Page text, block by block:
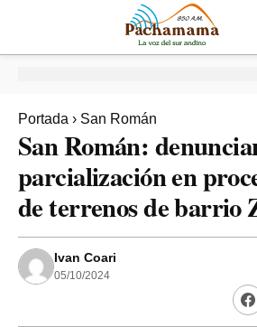
Portada › San Román
San Román:
parcialización en
de terrenos de barrio
Ivan Coari
05/10/2024